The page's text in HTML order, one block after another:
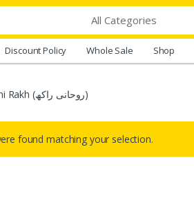
Discount Policy Whole Sale Shop
Ruhani Rakh (روحانی راکھ)
found matching your selection.